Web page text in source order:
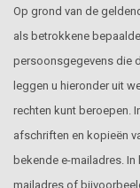
Op grond van de
als betrokkene
persoonsgegevens die
leggen u hieronder uit
rechten kunt beroepen.
afschriften en kopieën
bekende e-mailadres.
mailadres of